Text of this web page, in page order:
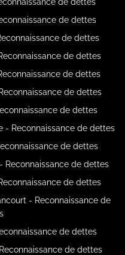
de dettes
de dettes
de dettes
de dettes
de dettes
de dettes
- Reconnaissance de dettes
de dettes
Reconnaissance de dettes
de dettes
- Reconnaissance de
de dettes
de dettes